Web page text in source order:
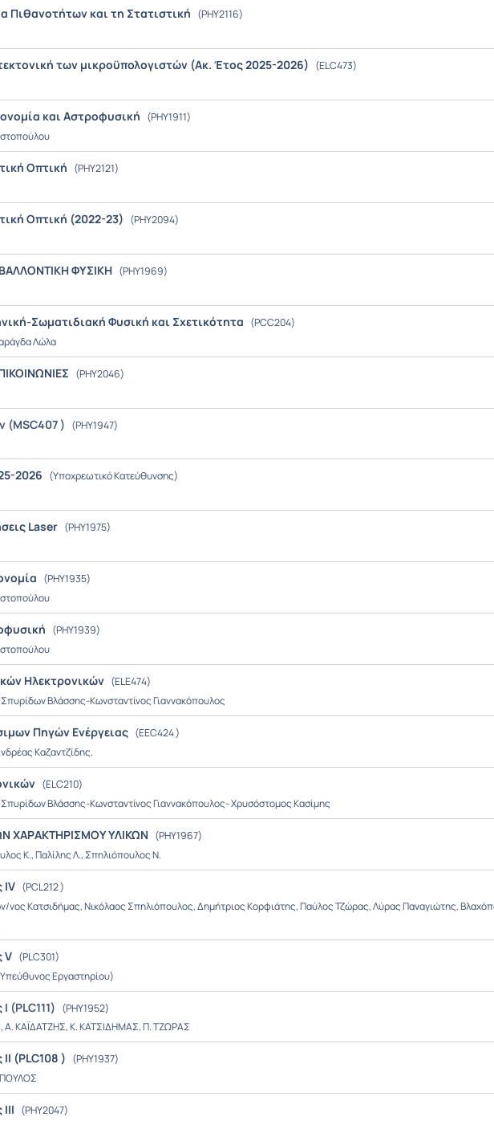
Πιθανοτήτων και τη Στατιστική (PHY2116)
των μικροϋπολογιστών (Ακ. Έτος 2025-2026) (ELC473)
και Αστροφυσική (PHY1911)
Οπτική (PHY2121)
Οπτική (2022-23) (PHY2094)
ΦΥΣΙΚΗ (PHY1969)
Σωματιδιακή Φυσική και Σχετικότητα (PCC204)
Λώλα
(PHY2046)
(MSC407 ) (PHY1947)
2026 (Υποχρεωτικό Κατεύθυνσης)
Laser (PHY1975)
(PHY1935)
(PHY1939)
Ηλεκτρονικών (ELE474)
Βλάσσης-Κωνσταντίνος Γιαννακόπουλος
Πηγών Ενέργειας (EEC424 )
Καζαντζίδης,
(ELC210)
Βλάσσης-Κωνσταντίνος Γιαννακόπουλος- Χρυσόστομος Κασίμης
ΧΑΡΑΚΤΗΡΙΣΜΟΥ ΥΛΙΚΩΝ (PHY1967)
Κ., Παλίλης Λ., Σπηλιόπουλος Ν.
IV (PCL212 )
νος Κατσιδήμας, Νικόλαος Σπηλιόπουλος, Δημήτριος Κορφιάτης, Παύλος Τζώρας, Λύρας Παναγιώτης,
V (PLC301)
Εργαστηρίου)
(PLC111) (PHY1952)
ΚΑΪΔΑΤΖΗΣ, Κ. ΚΑΤΣΙΔΗΜΑΣ, Π. ΤΖΩΡΑΣ
(PLC108 ) (PHY1937)
(PHY2047)